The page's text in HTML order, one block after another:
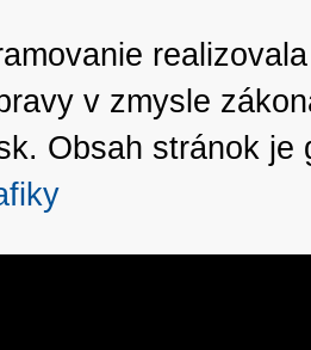
v zmysle
Obsah stránok